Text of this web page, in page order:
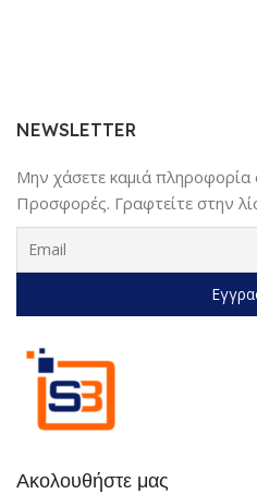
Ακολουθήστε μας
NEWSLETTER
Μην χάσετε καμιά πληροφορία
Προσφορές. Γραφτείτε στην